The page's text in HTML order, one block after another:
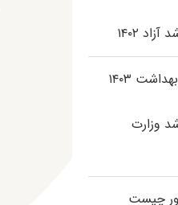
۱۴۰۲
۱۴۰۳
وزارت
چیست